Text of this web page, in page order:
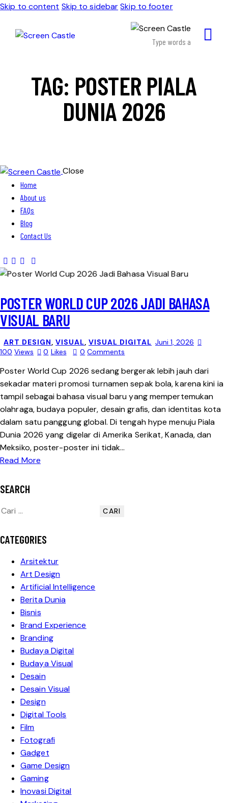
Skip to content Skip to sidebar Skip to footer
TAG: POSTER PIALA
DUNIA 2026
Close
Home
About us
FAQs
Blog
Contact Us
POSTER WORLD CUP 2026 JADI BAHASA
VISUAL BARU
ART DESIGN, VISUAL, VISUAL DIGITAL Juni 1, 2026
100 Views 0 Likes 0 Comments
Poster World Cup 2026 sedang bergerak lebih jauh dari
sekadar materi promosi turnamen sepak bola, karena kini ia
tampil sebagai bahasa visual baru yang mempertemukan
olahraga, budaya populer, desain grafis, dan identitas kota
dalam satu panggung global. Di tengah hype menuju Piala
Dunia 2026 yang digelar di Amerika Serikat, Kanada, dan
Meksiko, poster-poster ini tidak…
Read More
SEARCH
CATEGORIES
Arsitektur
Art Design
Artificial Intelligence
Berita Dunia
Bisnis
Brand Experience
Branding
Budaya Digital
Budaya Visual
Desain
Desain Visual
Design
Digital Tools
Film
Fotografi
Gadget
Game Design
Gaming
Inovasi Digital